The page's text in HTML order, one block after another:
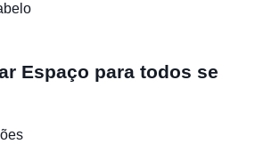
Espaço para todos se